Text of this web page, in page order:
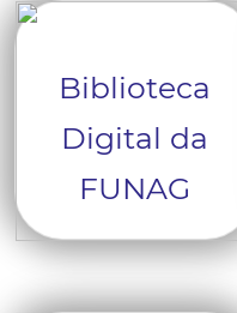
Biblioteca
Digital da
FUNAG